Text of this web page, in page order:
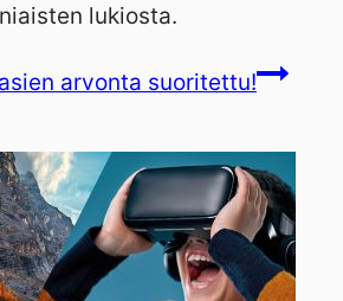
lukiosta.
arvonta suoritettu!